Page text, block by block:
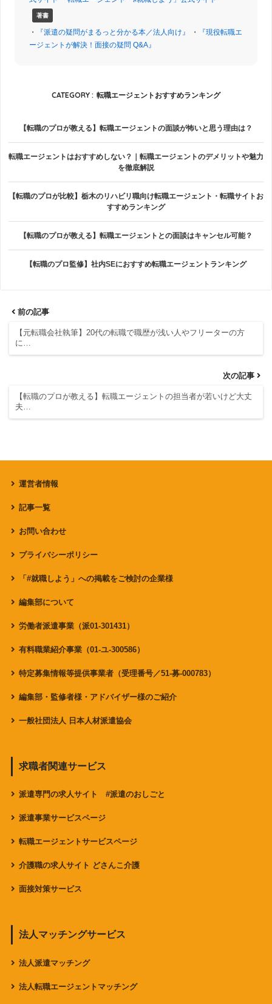
著書
・ 『派遣の疑問がまるっと分かる本／法人向け』 ・
『現役転職エ
ージェントが解決！面接の疑問 Q&A』
CATEGORY : 転職エージェントおすすめランキング
【転職のプロが教える】転職エージェントの面談が怖いと思う理由は？
転職エージェントはおすすめしない？｜転職エージェントのデメリットや魅力
を徹底解説
【転職のプロが比較】栃木のリハビリ職向け転職エージェント・転職サイトお
すすめランキング
【転職のプロが教える】転職エージェントとの面談はキャンセル可能？
【転職のプロ監修】社内SEにおすすめ転職エージェントランキング
前の記事
【元転職会社執筆】20代の転職で職歴が浅い人やフリーターの方
に…
次の記事
【転職のプロが教える】転職エージェントの担当者が若いけど大丈
夫…
運営者情報
記事一覧
お問い合わせ
プライバシーポリシー
「#就職しよう」への掲載をご検討の企業様
編集部について
労働者派遣事業（派01-301431）
有料職業紹介事業（01-ユ-300586）
特定募集情報等提供事業者（受理番号／51-募-000783）
編集部・監修者様・アドバイザー様のご紹介
一般社団法人 日本人材派遣協会
求職者関連サービス
派遣専門の求人サイト #派遣のおしごと
派遣事業サービスページ
転職エージェントサービスページ
介護職の求人サイト どさんこ介護
面接対策サービス
法人マッチングサービス
法人派遣マッチング
法人転職エージェントマッチング